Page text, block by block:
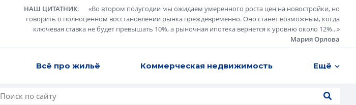
НАШ ЦИТАТНИК: «Во втором полугодии мы ожидаем умеренного роста цен на новостройки, но
говорить о полноценном восстановлении рынка преждевременно. Оно станет возможным, когда
ключевая ставка не будет превышать 10%, а рыночная ипотека вернется к уровню около 12%...»
Мария Орлова
Всё про жильё Коммерческая недвижимость Ещё